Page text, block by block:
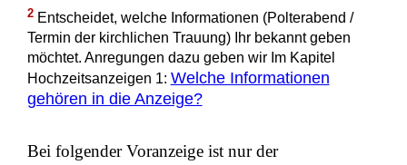
2Entscheidet, welche Informationen (Polterabend /
Termin der kirchlichen Trauung) Ihr bekannt geben
möchtet. Anregungen dazu geben wir Im Kapitel
Hochzeitsanzeigen 1: Welche Informationen
gehören in die Anzeige?
Bei folgender Voranzeige ist nur der